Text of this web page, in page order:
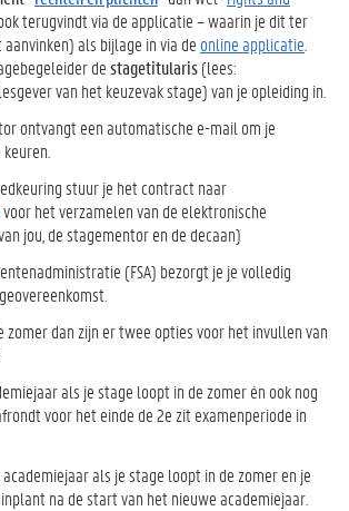
terugvindt via de applicatie – waarin je dit ter
als bijlage in via de online applicatie
destagetitularis(lees:
van het keuzevak stage) van je opleiding in.
ontvangt een automatische e-mail om je
stuur je het contract naar
voor het verzamelen van de elektronische
jou, de stagementor en de decaan)
(FSA) bezorgt je je volledig
zomer dan zijn er twee opties voor het invullen van
als je stage loopt in de zomer én ook nog
voor het einde de 2e zit examenperiode in
academiejaar als je stage loopt in de zomer en je
na de start van het nieuwe academiejaar.